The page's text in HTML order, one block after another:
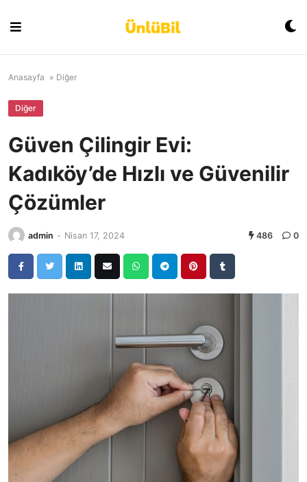
content
Anasayfa » Diğer
Diğer
Güven Çilingir Evi:
Kadıköy’de Hızlı ve Güvenilir
Çözümler
admin - Nisan 17, 2024 486 0